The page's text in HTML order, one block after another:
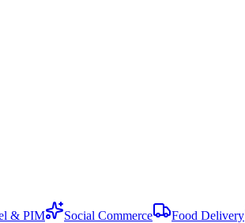
& PIM Social Commerce Food Delivery